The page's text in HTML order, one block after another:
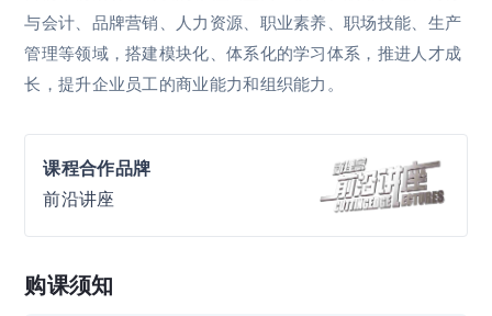
与会计、品牌营销、人力资源、职业素养、职场技能、生产
管理等领域，搭建模块化、体系化的学习体系，推进人才成
长，提升企业员工的商业能力和组织能力。
课程合作品牌
前沿讲座
购课须知